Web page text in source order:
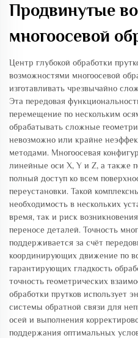
Продвинутые
многоосевой
Центр глубокой обработки
возможностями многоосевой
изготавливать чрезвычайно
Эта передовая
перемещение по нескольким
обрабатывать сложные
невозможно или крайне
методами. Многоосевая
линейные оси X, Y и Z, а также
полный доступ ко всем
переустановки. Такой
необходимость в нескольких
время, так и риск
переносе деталей. Точность
поддерживается за счёт
координирующих движение по
гарантирующих гладкость
точность геометрических
обработки прутков использует
системы обратной связи для
осей и выполнения
поддержания оптимальных